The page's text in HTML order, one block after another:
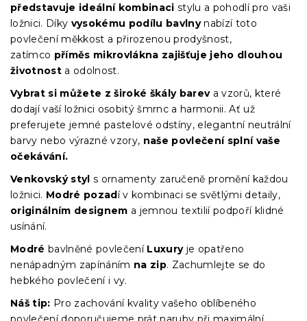
představuje ideální kombinaci stylu a pohodlí pro vaši
ložnici. Díky vysokému podílu bavlny nabízí toto
povlečení měkkost a přirozenou prodyšnost,
zatímco příměs mikrovlákna zajišťuje jeho dlouhou
životnost a odolnost.
Vybrat si můžete z široké škály bareva vzorů, které
dodají vaší ložnici osobitý šmrnc a harmonii. Ať už
preferujete jemné pastelové odstíny, elegantní neutrální
barvy nebo výrazné vzory, naše povlečení splní vaše
očekávání.
Venkovský styl s ornamenty zaručeně promění každou
ložnici. Modré pozadí v kombinaci se světlými detaily,
originálním designem a jemnou textilií podpoří klidné
usínání.
Modré bavlněné povlečení Luxury je opatřeno
nenápadným zapínáním na zip. Zachumlejte se do
hebkého povlečení i vy.
Náš tip: Pro zachování kvality vašeho oblíbeného